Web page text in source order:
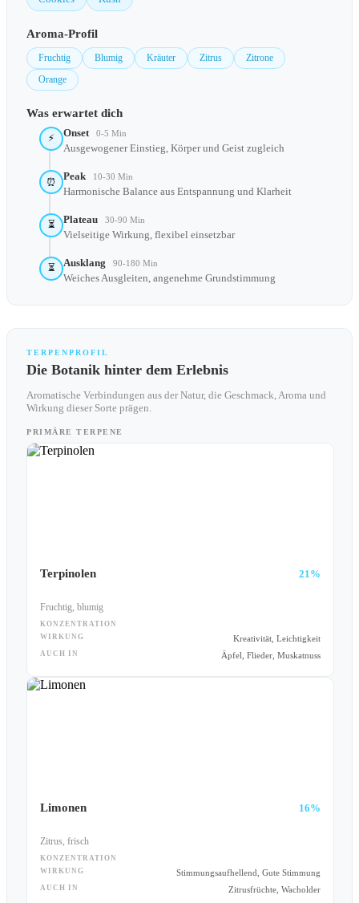
Aroma-Profil
Fruchtig Blumig Kräuter Zitrus
Zitrone
Orange
Was erwartet dich
⚡ Onset 0-5 Min
Ausgewogener Einstieg, Körper und Geist zugleich
⏰ Peak 10-30 Min
Harmonische Balance aus Entspannung und Klarheit
⏳ Plateau 30-90 Min
Vielseitige Wirkung, flexibel einsetzbar
⏳ Ausklang 90-180 Min
Weiches Ausgleiten, angenehme Grundstimmung
TERPENPROFIL
Die Botanik hinter dem Erlebnis
Aromatische Verbindungen aus der Natur, die Geschmack, Aroma und
Wirkung dieser Sorte prägen.
PRIMÄRE TERPENE
Terpinolen 21%
Fruchtig, blumig
KONZENTRATION
WIRKUNG
Kreativität, Leichtigkeit
AUCH IN Äpfel, Flieder, Muskatnuss
Limonen 16%
Zitrus, frisch
KONZENTRATION
WIRKUNG
Stimmungsaufhellend, Gute Stimmung
AUCH IN Zitrusfrüchte, Wacholder